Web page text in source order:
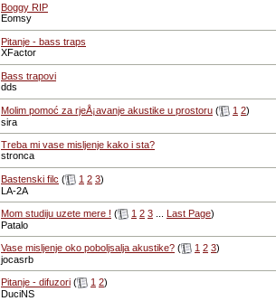
Boggy RIP
Eomsy
Pitanje - bass traps
XFactor
Bass trapovi
dds
Molim pomoć za rjeÅ¡avanje akustike u prostoru ( 1 2)
sira
Treba mi vase misljenje kako i sta?
stronca
Bastenski filc ( 1 2 3)
LA-2A
Mom studiju uzete mere ! ( 1 2 3 Last Page)
Patalo
Vase misljenje oko poboljsalja akustike? ( 1 2 3)
jocasrb
Pitanje - difuzori ( 1 2)
DuciNS